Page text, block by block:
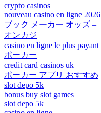
crypto casinos
nouveau casino en ligne 2026
ブック メーカー オッズ –
オンカジ
casino en ligne le plus payant
ポーカー
credit card casinos uk
ポーカー アプリ おすすめ
slot depo 5k
bonus buy slot games
slot depo 5k